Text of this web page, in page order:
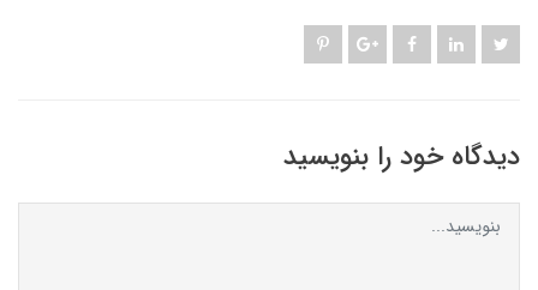
دیدگاه خود را بنویسید